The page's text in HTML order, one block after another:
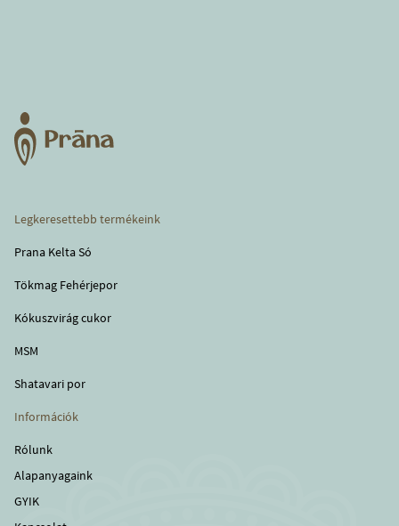
Legkeresettebb termékeink
Prana Kelta Só
Tökmag Fehérjepor
Kókuszvirág cukor
MSM
Shatavari por
Információk
Rólunk
Alapanyagaink
GYIK